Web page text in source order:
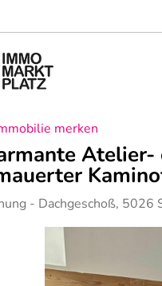
merken
- Dachgeschoß, 5026